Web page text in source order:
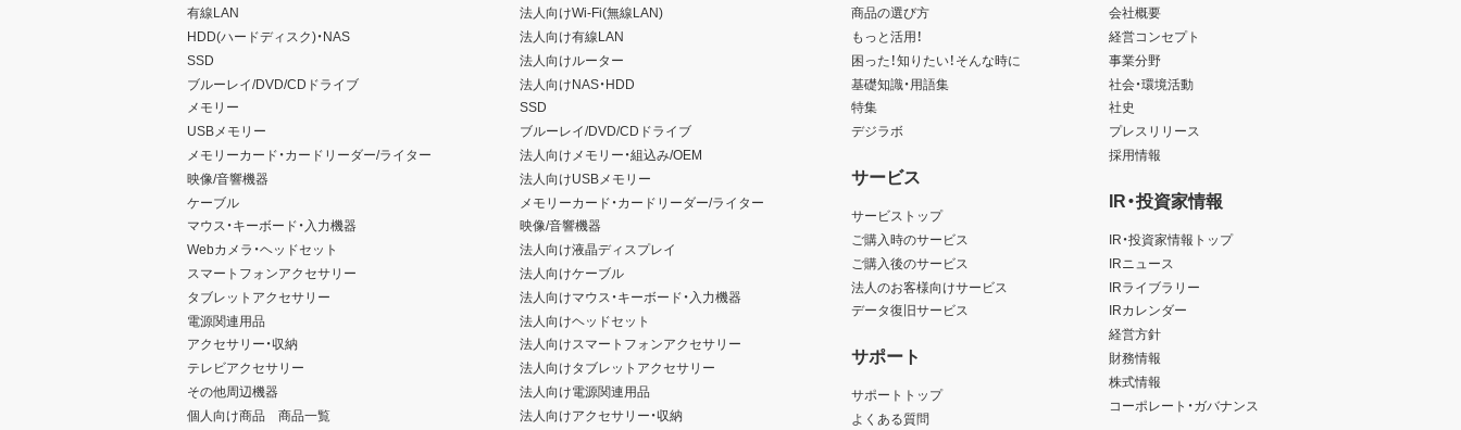
有線LAN
HDD(ハードディスク)・NAS
SSD
ブルーレイ/DVD/CDドライブ
メモリー
USBメモリー
メモリーカード・カードリーダー/ライター
映像/音響機器
ケーブル
マウス・キーボード・入力機器
Webカメラ・ヘッドセット
スマートフォンアクセサリー
タブレットアクセサリー
電源関連用品
アクセサリー・収納
テレビアクセサリー
その他周辺機器
個人向け商品 商品一覧
法人向けWi-Fi(無線LAN)
法人向け有線LAN
法人向けルーター
法人向けNAS・HDD
SSD
ブルーレイ/DVD/CDドライブ
法人向けメモリー・組込み/OEM
法人向けUSBメモリー
メモリーカード・カードリーダー/ライター
映像/音響機器
法人向け液晶ディスプレイ
法人向けケーブル
法人向けマウス・キーボード・入力機器
法人向けヘッドセット
法人向けスマートフォンアクセサリー
法人向けタブレットアクセサリー
法人向け電源関連用品
法人向けアクセサリー・収納
商品の選び方
もっと活用！
困った！知りたい！そんな時に
基礎知識・用語集
特集
デジラボ
サービス
サービストップ
ご購入時のサービス
ご購入後のサービス
法人のお客様向けサービス
データ復旧サービス
サポート
サポートトップ
よくある質問
会社概要
経営コンセプト
事業分野
社会・環境活動
社史
プレスリリース
採用情報
IR・投資家情報
IR・投資家情報トップ
IRニュース
IRライブラリー
IRカレンダー
経営方針
財務情報
株式情報
コーポレート・ガバナンス